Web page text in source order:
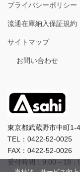
プライバシーポリシー
流通在庫納入保証規約
サイトマップ
お問い合わせ
東京都武蔵野市中町1-
TEL：0422-52-0025
FAX：0422-52-0026
受付時間：9:00～18：